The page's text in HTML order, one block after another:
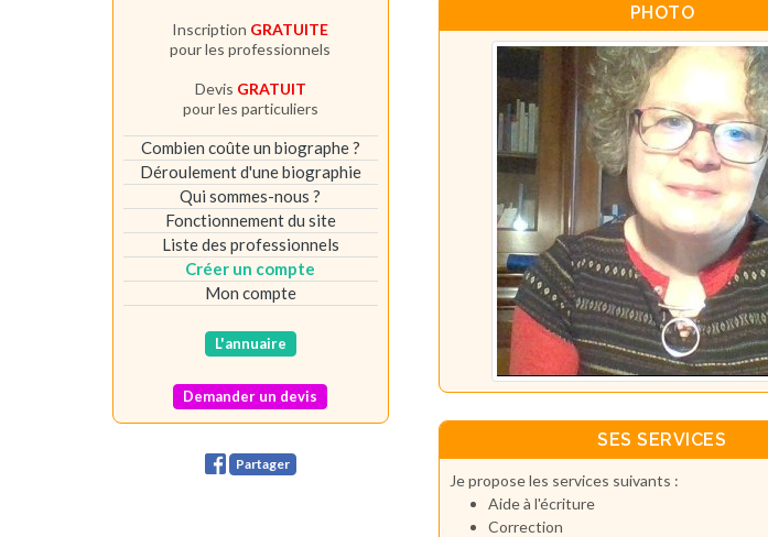
PHOTO
SES SERVICES
Je propose les services suivants :
Aide à l'écriture
Correction
Inscription GRATUITE
pour les professionnels
Devis GRATUIT
pour les particuliers
Combien coûte un biographe ?
Déroulement d'une biographie
Qui sommes-nous ?
Fonctionnement du site
Liste des professionnels
Créer un compte
Mon compte
L'annuaire
Demander un devis
Partager